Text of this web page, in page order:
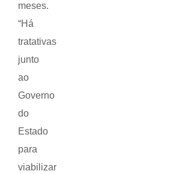
meses.
“Há
tratativas
junto
ao
Governo
do
Estado
para
viabilizar